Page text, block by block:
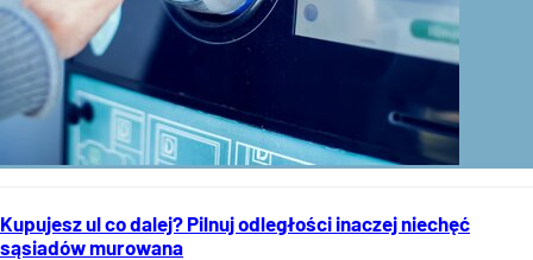
Kupujesz ul co dalej? Pilnuj odległości inaczej niechęć
sąsiadów murowana